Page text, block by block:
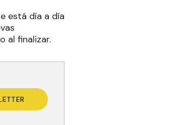
está día a día
al finalizar.